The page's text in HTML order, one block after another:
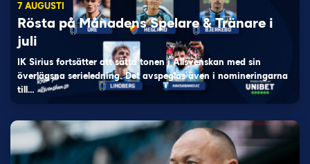
7 AUGUSTI
Rösta på Månadens Spelare & Tränare i
juli
IK Sirius fortsätter att sätta tonen i Allsvenskan med sin
överlägsna serieledning. Det avspeglas även i nomineringarna
till…